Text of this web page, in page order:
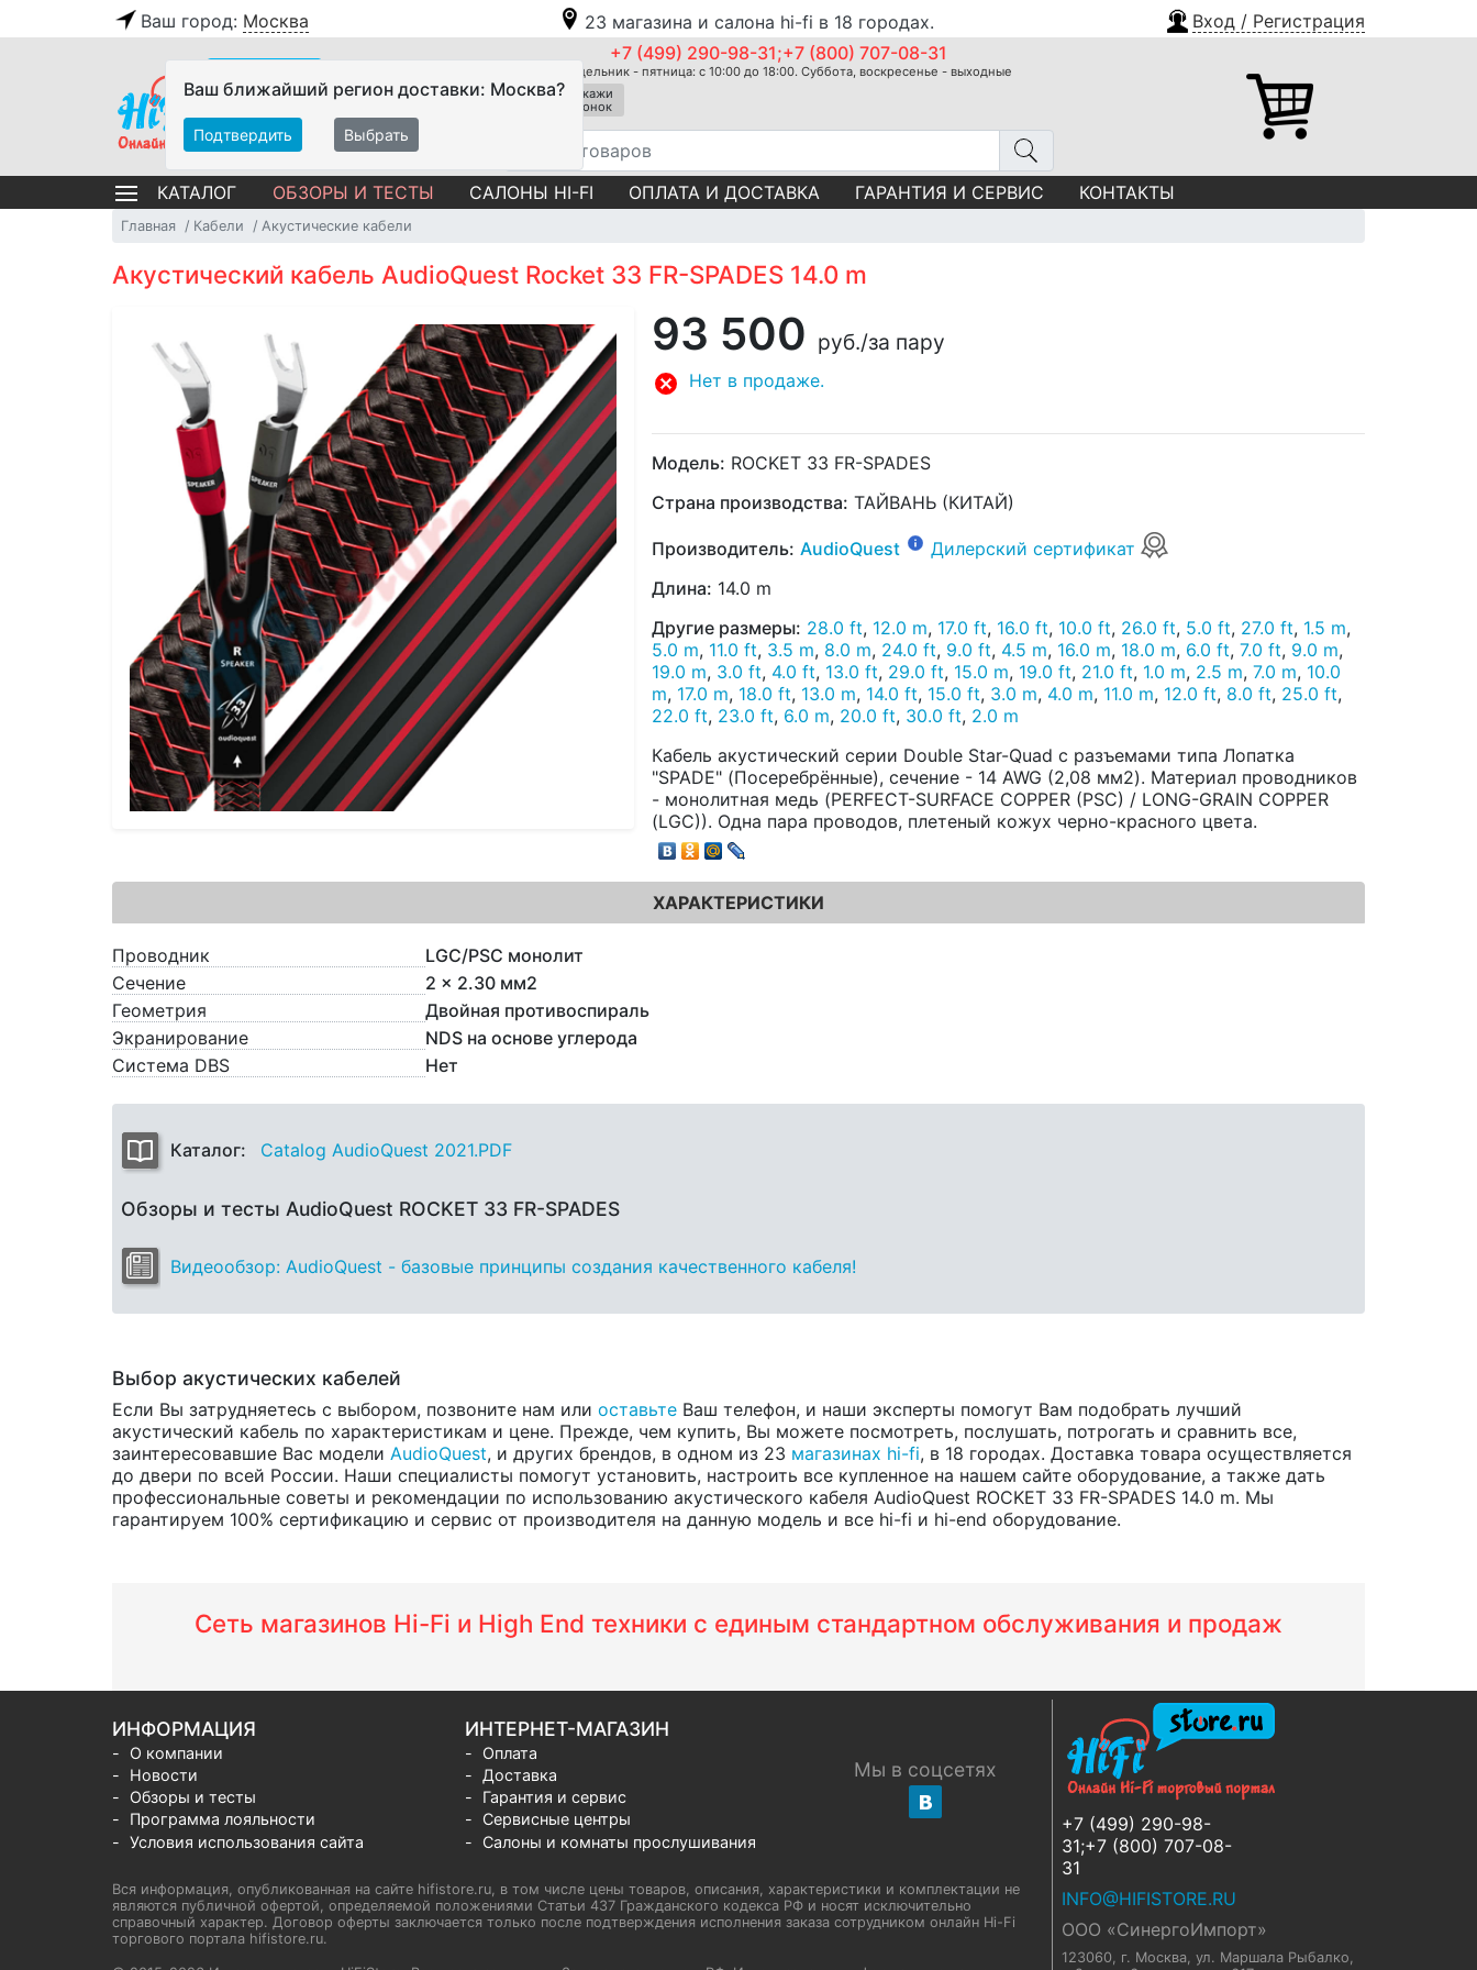
Ваш город: Москва 23 магазина и салона hi-fi в 18 городах. Вход / Регистрация
Ваш ближайший регион доставки: Москва?
Подтвердить Выбрать
+7 (499) 290-98-31;+7 (800) 707-08-31
Понедельник - пятница: с 10:00 до 18:00. Суббота, воскресенье - выходные
Закажи
звонок
КАТАЛОГ ОБЗОРЫ И ТЕСТЫ САЛОНЫ HI-FI ОПЛАТА И ДОСТАВКА ГАРАНТИЯ И СЕРВИС КОНТАКТЫ
Главная Кабели Акустические кабели
Акустический кабель AudioQuest Rocket 33 FR-SPADES 14.0 m
93 500 руб./за пару
Нет в продаже.
Модель: ROCKET 33 FR-SPADES
Страна производства: ТАЙВАНЬ (КИТАЙ)
Производитель: AudioQuest
Дилерский сертификат
Длина: 14.0 m
Другие размеры: 28.0 ft, 12.0 m, 17.0 ft, 16.0 ft, 10.0 ft, 26.0 ft, 5.0 ft, 27.0 ft, 1.5 m,
5.0 m, 11.0 ft, 3.5 m, 8.0 m, 24.0 ft, 9.0 ft, 4.5 m, 16.0 m, 18.0 m, 6.0 ft, 7.0 ft, 9.0 m,
19.0 m, 3.0 ft, 4.0 ft, 13.0 ft, 29.0 ft, 15.0 m, 19.0 ft, 21.0 ft, 1.0 m, 2.5 m, 7.0 m, 10.0
m, 17.0 m, 18.0 ft, 13.0 m, 14.0 ft, 15.0 ft, 3.0 m, 4.0 m, 11.0 m, 12.0 ft, 8.0 ft, 25.0 ft,
22.0 ft, 23.0 ft, 6.0 m, 20.0 ft, 30.0 ft, 2.0 m
Кабель акустический серии Double Star-Quad с разъемами типа Лопатка
"SPADE" (Посеребрённые), сечение - 14 AWG (2,08 мм2). Материал проводников
- монолитная медь (PERFECT-SURFACE COPPER (PSC) / LONG-GRAIN COPPER
(LGC)). Одна пара проводов, плетеный кожух черно-красного цвета.
ХАРАКТЕРИСТИКИ
Проводник
LGC/PSC монолит
Сечение
2 x 2.30 мм2
Геометрия
Двойная противоспираль
Экранирование
NDS на основе углерода
Система DBS
Нет
Каталог: Catalog AudioQuest 2021.PDF
Обзоры и тесты AudioQuest ROCKET 33 FR-SPADES
Видеообзор: AudioQuest - базовые принципы создания качественного кабеля!
Выбор акустических кабелей
Если Вы затрудняетесь с выбором, позвоните нам или оставьте Ваш телефон, и наши эксперты помогут Вам подобрать лучший
акустический кабель по характеристикам и цене. Прежде, чем купить, Вы можете посмотреть, послушать, потрогать и сравнить все,
заинтересовавшие Вас модели AudioQuest, и других брендов, в одном из 23 магазинах hi-fi, в 18 городах. Доставка товара осуществляется
до двери по всей России. Наши специалисты помогут установить, настроить все купленное на нашем сайте оборудование, а также дать
профессиональные советы и рекомендации по использованию акустического кабеля AudioQuest ROCKET 33 FR-SPADES 14.0 m. Мы
гарантируем 100% сертификацию и сервис от производителя на данную модель и все hi-fi и hi-end оборудование.
Сеть магазинов Hi-Fi и High End техники с единым стандартном обслуживания и продаж
+7 (499) 290-98-
31;+7 (800) 707-08-
31
INFO@HIFISTORE.RU
ООО «СинергоИмпорт»
123060, г. Москва ул. Маршала Рыбалко,
ИНФОРМАЦИЯ
О компании
Новости
Обзоры и тесты
Программа лояльности
Условия использования сайта
ИНТЕРНЕТ-МАГАЗИН
Оплата
Доставка
Гарантия и сервис
Сервисные центры
Салоны и комнаты прослушивания
Мы в соцсетях
Вся информация, опубликованная на сайте hifistore.ru, в том числе цены товаров, описания, характеристики и комплектации не
являются публичной офертой, определяемой положениями Статьи 437 Гражданского кодекса РФ и носят исключительно
справочный характер. Договор оферты заключается только после подтверждения исполнения заказа сотрудником онлайн Hi-Fi
торгового портала hifistore.ru.